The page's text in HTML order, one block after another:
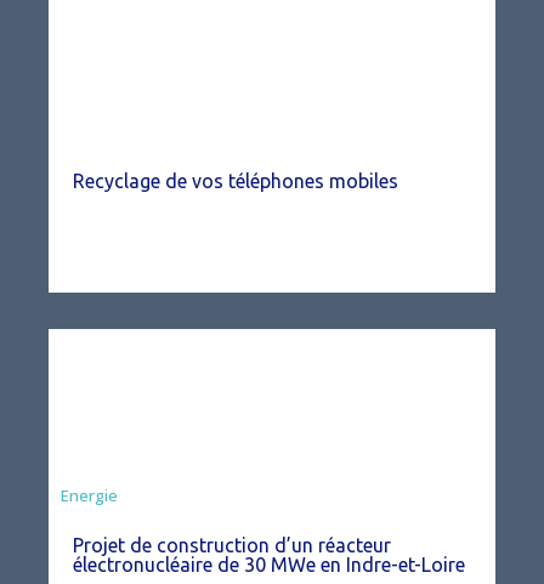
Recyclage de vos téléphones mobiles
Energie
Projet de construction d’un réacteur
électronucléaire de 30 MWe en Indre-et-Loire